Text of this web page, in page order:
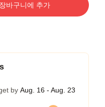
장바구니에 추가
by Aug. 16 - Aug. 23